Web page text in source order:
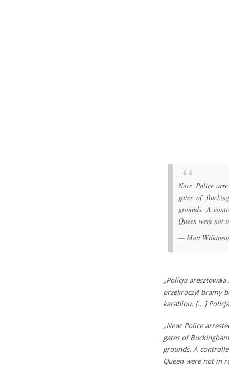
New: Police
gates of
grounds. A
Queen were not
— Matt
„Policja
przekroczył bramy
karabinu. […] Policja
„New: Police
gates of
grounds. A
Queen were not in